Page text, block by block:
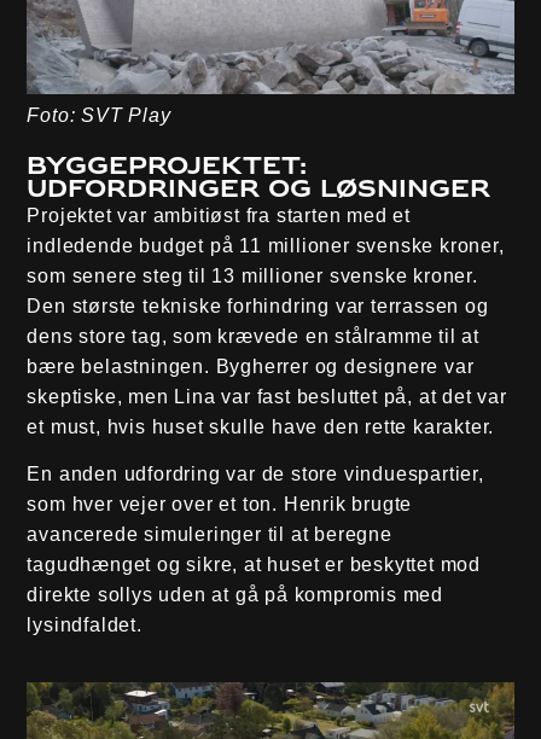
Foto: SVT Play
Byggeprojektet:
Udfordringer og løsninger
Projektet var ambitiøst fra starten med et
indledende budget på 11 millioner svenske kroner,
som senere steg til 13 millioner svenske kroner.
Den største tekniske forhindring var terrassen og
dens store tag, som krævede en stålramme til at
bære belastningen. Bygherrer og designere var
skeptiske, men Lina var fast besluttet på, at det var
et must, hvis huset skulle have den rette karakter.
En anden udfordring var de store vinduespartier,
som hver vejer over et ton. Henrik brugte
avancerede simuleringer til at beregne
tagudhænget og sikre, at huset er beskyttet mod
direkte sollys uden at gå på kompromis med
lysindfaldet.